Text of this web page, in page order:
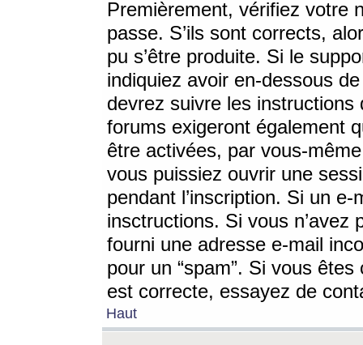
Premièrement, vérifiez votre
passe. S’ils sont corrects,
pu s’être produite. Si le
indiquiez avoir en-dessous
devrez suivre les
forums exigeront également
être activées, par vous-
vous puissiez ouvrir une
pendant l’inscription. Si un
insctructions. Si vous n’avez
fourni une adresse e-mail
pour un “spam”. Si vous
est correcte, essayez de
Haut